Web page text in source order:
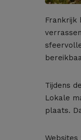
Frankrijk
Tijdens
Lokale
plaats.